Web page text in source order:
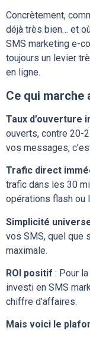
Concrètement,
déjà très bien… et
SMS marketing e-
toujours un levier
en ligne.
Ce qui marche
Taux d’ouverture
ouverts, contre 20-
vos messages,
Trafic direct
trafic dans les 30
opérations flash ou
Simplicité
vos SMS, quel que
maximale.
ROI positif : Pour
investi en SMS
chiffre d’affaires.
Mais voici le